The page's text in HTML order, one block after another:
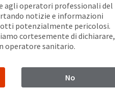
agli operatori professionali del
notizie e informazioni
potenzialmente pericolosi.
cortesemente di dichiarare,
operatore sanitario.
No